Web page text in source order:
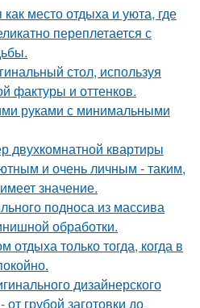
место отдыха и уюта, где
переплетается с
стол, используя
фактуры и оттенков.
руками с минимальными
двухкомнатной квартиры
и очень личным - таким,
значение.
подноса из массива
обработки.
отдыха только тогда, когда в
дизайнерского
грубой заготовки до